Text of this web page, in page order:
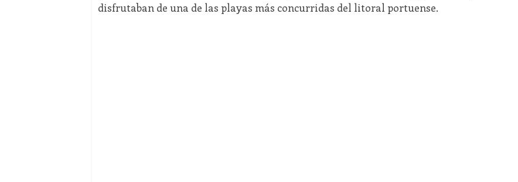
disfrutaban de una de las playas más concurridas del litoral portuense.